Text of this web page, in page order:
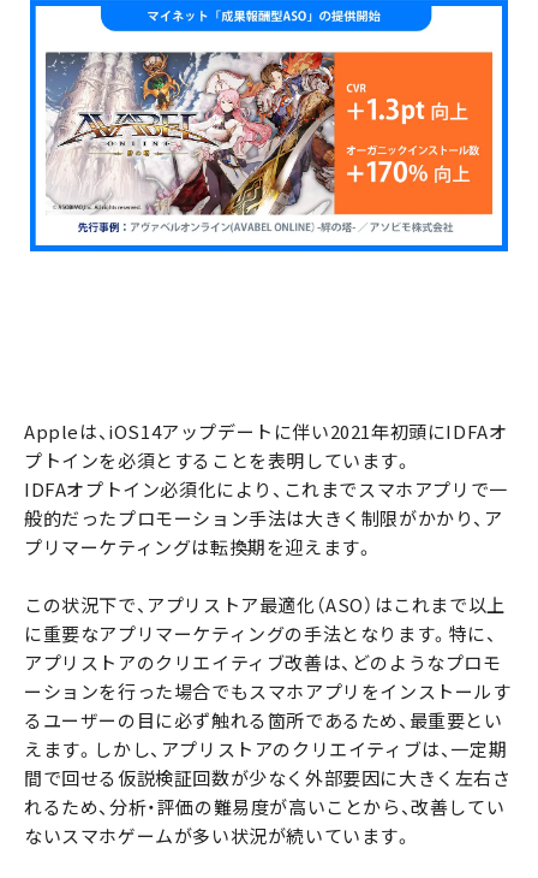
Appleは、iOS14アップデートに伴い2021年初頭にIDFAオ
プトインを必須とすることを表明しています。
IDFAオプトイン必須化により、これまでスマホアプリで一
般的だったプロモーション手法は大きく制限がかかり、ア
プリマーケティングは転換期を迎えます。
この状況下で、アプリストア最適化（ASO）はこれまで以上
に重要なアプリマーケティングの手法となります。特に、
アプリストアのクリエイティブ改善は、どのようなプロモ
ーションを行った場合でもスマホアプリをインストールす
るユーザーの目に必ず触れる箇所であるため、最重要とい
えます。しかし、アプリストアのクリエイティブは、一定期
間で回せる仮説検証回数が少なく外部要因に大きく左右さ
れるため、分析・評価の難易度が高いことから、改善してい
ないスマホゲームが多い状況が続いています。